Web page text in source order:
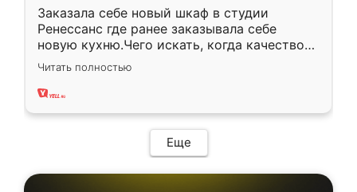
Заказала себе новый шкаф в студии
Ренессанс где ранее заказывала себе
новую кухню.Чего искать, когда качеством
вполне довольна. Служит кухня уже почти
два года, нареканий нет.
Читать полностью
Еще